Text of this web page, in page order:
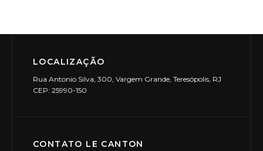
LOCALIZAÇÃO
Rua Antonio Silva, 300, Vargem Grande, Teresópolis, RJ
CEP: 25990-150
CONTATO LE CANTON